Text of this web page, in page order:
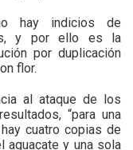
hay indicios de
y por ello es la
por duplicación
flor.
al ataque de los
“para una
cuatro copias de
aguacate y una sola